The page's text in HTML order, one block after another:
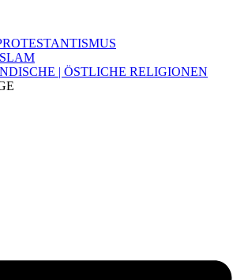
| ÖSTLICHE RELIGIONEN